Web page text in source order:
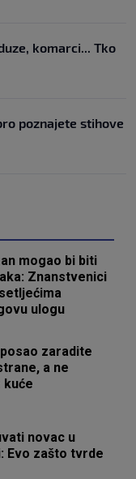
komarci... Tko
poznajete stihove
mogao bi biti
Znanstvenici
ulogu
zaradite
a ne
novac u
Evo zašto tvrde